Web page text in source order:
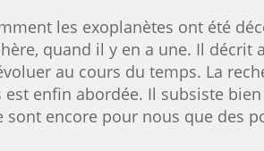
les exoplanètes ont été
quand il y en a une. Il décrit
au cours du temps. La
enfin abordée. Il subsiste
sont encore pour nous que des